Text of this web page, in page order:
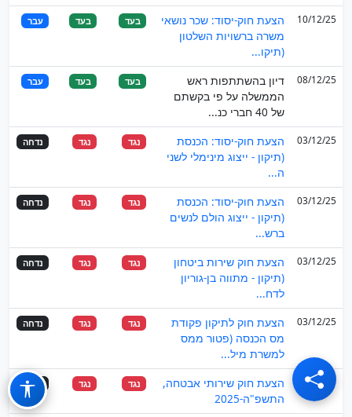
10/12/25
הצעת חוק-יסוד: שכר נושאי
משרה ברשויות השלטון
(תיקו...
בעד בעד עבר
08/12/25
דיון בהשתתפות ראש
הממשלה על פי בקשתם
של 40 חברי כנ...
בעד בעד עבר
03/12/25
הצעת חוק-יסוד: הכנסת
(תיקון - ייצוג מינימלי לשני
ה...
נגד נגד נדחה
03/12/25
הצעת חוק-יסוד: הכנסת
(תיקון - ייצוג הולם לנשים
ברש...
נגד נגד נדחה
03/12/25
הצעת חוק שירות ביטחון
(תיקון - מתווה בן-גוריון
לדח...
נגד נגד נדחה
03/12/25
הצעת חוק לתיקון פקודת
מס הכנסה (פטור ממס
למשרת מיל...
נגד נגד נדחה
26/11/25
הצעת חוק שירותי אבטחה,
התשפ"ה-2025
נגד נגד נדחה